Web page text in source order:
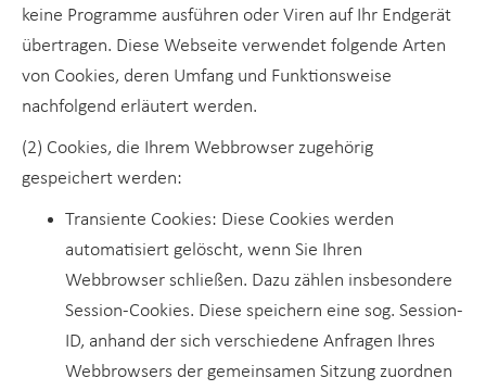
keine Programme ausführen oder Viren auf Ihr Endgerät
übertragen. Diese Webseite verwendet folgende Arten
von Cookies, deren Umfang und Funktionsweise
nachfolgend erläutert werden.
(2) Cookies, die Ihrem Webbrowser zugehörig
gespeichert werden:
Transiente Cookies: Diese Cookies werden
automatisiert gelöscht, wenn Sie Ihren
Webbrowser schließen. Dazu zählen insbesondere
Session-Cookies. Diese speichern eine sog. Session-
ID, anhand der sich verschiedene Anfragen Ihres
Webbrowsers der gemeinsamen Sitzung zuordnen